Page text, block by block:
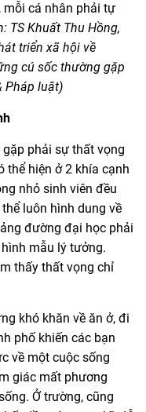
mỗi cá nhân phải tự
TS Khuất Thu Hồng,
triển xã hội về
cú sốc thường gặp
Pháp luật)
phải sự thất vọng
thể hiện ở 2 khía cạnh
nhỏ sinh viên đều
luôn hình dung về
đường đại học phải
mẫu lý tưởng.
thấy thất vọng chỉ
khó khăn về ăn ở, đi
phố khiến các bạn
về một cuộc sống
giác mất phương
Ở trường, cũng